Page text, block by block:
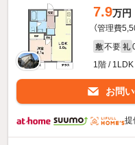
7.9万円
（管理費
敷 不要 礼
1階 / 1LDK
お問
提